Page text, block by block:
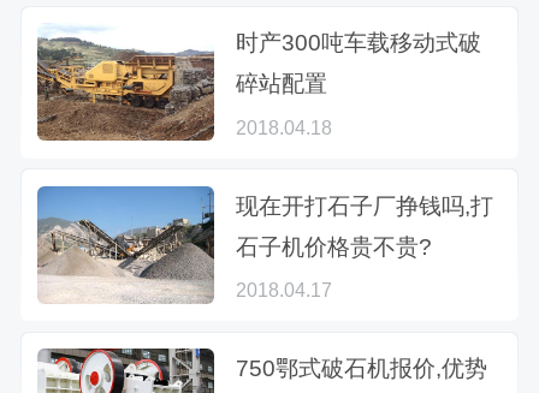
时产300吨车载移动式破
碎站配置
2018.04.18
现在开打石子厂挣钱吗,打
石子机价格贵不贵?
2018.04.17
750鄂式破石机报价,优势